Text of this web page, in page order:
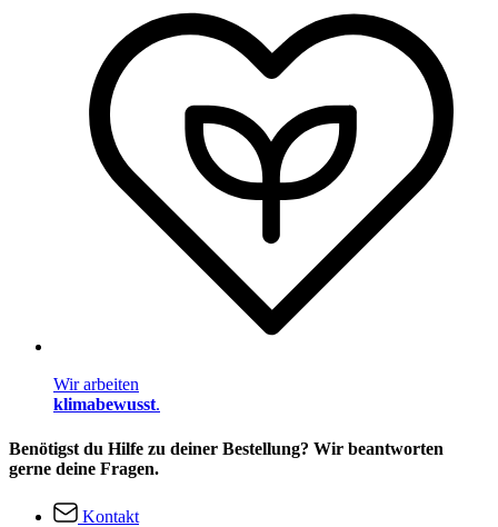
Wir arbeiten
klimabewusst.
Benötigst du Hilfe zu deiner Bestellung? Wir beantworten
gerne deine Fragen.
Kontakt